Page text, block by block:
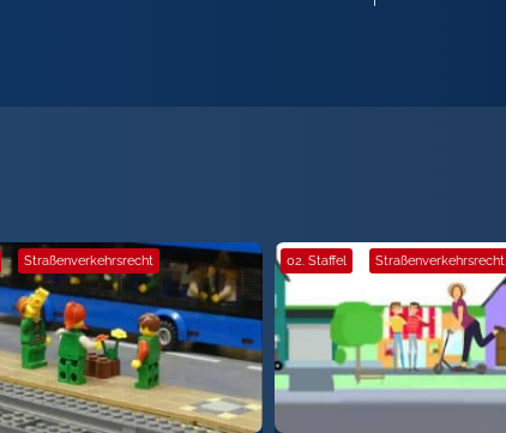
· Straßenverkehrsrecht 02. Staffel Straßenverkehrsrecht